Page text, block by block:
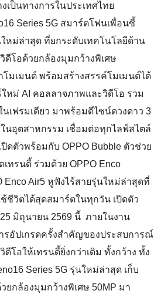
เป็นทางการในประเทศไทย
Series 5G สมาร์ตโฟนเพื่อนซี้
หม่ล่าสุด ที่ยกระดับเทคโนโลยีด้าน
ดีโอด้วยกล้องมุมกว้างพิเศษ
โมเมนต์ พร้อมสร้างสรรค์โมเมนต์ได้
ใหม่ AI คอลลาจภาพและวิดีโอ รวม
นเฟรมเดียว มาพร้อมดีไซน์ดวงดาว 3
นอุตสาหกรรม เชื่อมต่อทุกไลฟ์สไตล์
ดตัวพร้อมกับ OPPO Bubble ตัวช่วย
ทรนดี้ ร่วมด้วย OPPO Enco
Enco Air5 หูฟังไร้สายรุ่นใหม่ล่าสุดที่
ช้ชีวิตได้สุดสมาร์ตในทุกวัน เปิดตัว
มิถุนายน 2569 นี้ ภายในงาน
รอัปเกรดครั้งสำคัญของประสบการณ์
โอให้เทรนดี้ยิ่งกว่าเดิม ทั้งกว้าง ทั้ง
Series 5G รุ่นใหม่ล่าสุด เก็บ
ยกล้องมุมกว้างพิเศษ 50MP มา